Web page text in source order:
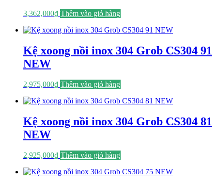
3,362,000₫ Thêm vào giỏ hàng
Kệ xoong nồi inox 304 Grob CS304 91
NEW
2,975,000₫ Thêm vào giỏ hàng
Kệ xoong nồi inox 304 Grob CS304 81
NEW
2,925,000₫ Thêm vào giỏ hàng